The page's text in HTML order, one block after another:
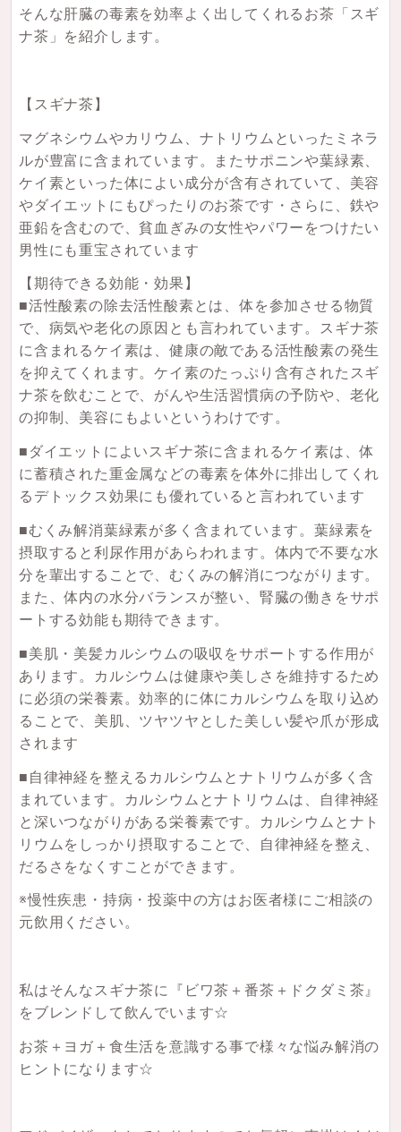
そんな肝臓の毒素を効率よく出してくれるお茶「スギ
ナ茶」を紹介します。
【スギナ茶】
マグネシウムやカリウム、ナトリウムといったミネラ
ルが豊富に含まれています。またサポニンや葉緑素、
ケイ素といった体によい成分が含有されていて、美容
やダイエットにもぴったりのお茶です・さらに、鉄や
亜鉛を含むので、貧血ぎみの女性やパワーをつけたい
男性にも重宝されています
【期待できる効能・効果】
■活性酸素の除去活性酸素とは、体を参加させる物質
で、病気や老化の原因とも言われています。スギナ茶
に含まれるケイ素は、健康の敵である活性酸素の発生
を抑えてくれます。ケイ素のたっぷり含有されたスギ
ナ茶を飲むことで、がんや生活習慣病の予防や、老化
の抑制、美容にもよいというわけです。
■ダイエットによいスギナ茶に含まれるケイ素は、体
に蓄積された重金属などの毒素を体外に排出してくれ
るデトックス効果にも優れていると言われています
■むくみ解消葉緑素が多く含まれています。葉緑素を
摂取すると利尿作用があらわれます。体内で不要な水
分を輩出することで、むくみの解消につながります。
また、体内の水分バランスが整い、腎臓の働きをサポ
ートする効能も期待できます。
■美肌・美髪カルシウムの吸収をサポートする作用が
あります。カルシウムは健康や美しさを維持するため
に必須の栄養素。効率的に体にカルシウムを取り込め
ることで、美肌、ツヤツヤとした美しい髪や爪が形成
されます
■自律神経を整えるカルシウムとナトリウムが多く含
まれています。カルシウムとナトリウムは、自律神経
と深いつながりがある栄養素です。カルシウムとナト
リウムをしっかり摂取することで、自律神経を整え、
だるさをなくすことができます。
※慢性疾患・持病・投薬中の方はお医者様にご相談の
元飲用ください。
私はそんなスギナ茶に『ビワ茶＋番茶＋ドクダミ茶』
をブレンドして飲んでいます☆
お茶＋ヨガ＋食生活を意識する事で様々な悩み解消の
ヒントになります☆